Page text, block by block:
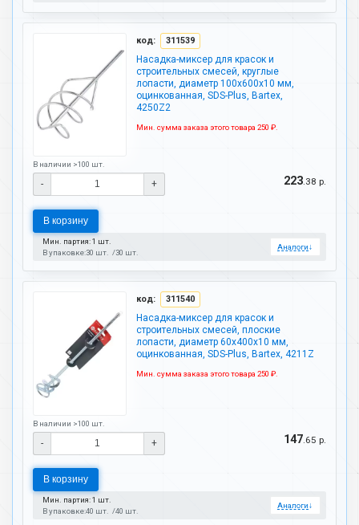
код: 311539
Насадка-миксер для красок и
строительных смесей, круглые
лопасти, диаметр 100х600х10 мм,
оцинкованная, SDS-Plus, Bartex,
4250Z2
Мин. сумма заказа этого товара 250 ₽.
В наличии >100 шт.
- + 223.38 р.
В корзину
Мин. партия: 1 шт.
В упаковке:30 шт. 30 шт.
Аналоги↓
код: 311540
Насадка-миксер для красок и
строительных смесей, плоские
лопасти, диаметр 60х400х10 мм,
оцинкованная, SDS-Plus, Bartex, 4211Z
Мин. сумма заказа этого товара 250 ₽.
В наличии >100 шт.
- + 147.65 р.
В корзину
Мин. партия: 1 шт.
В упаковке:40 шт. 40 шт.
Аналоги↓